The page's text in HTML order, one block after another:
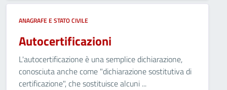
ANAGRAFE E STATO CIVILE
Autocertificazioni
L'autocertificazione è una semplice dichiarazione,
conosciuta anche come "dichiarazione sostitutiva di
certificazione", che sostituisce alcuni ...